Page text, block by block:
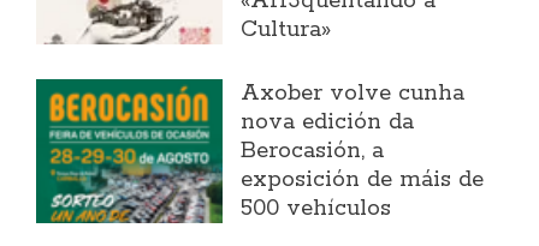
Cultura»
Axober volve cunha
nova edición da
Berocasión, a
exposición de máis de
500 vehículos